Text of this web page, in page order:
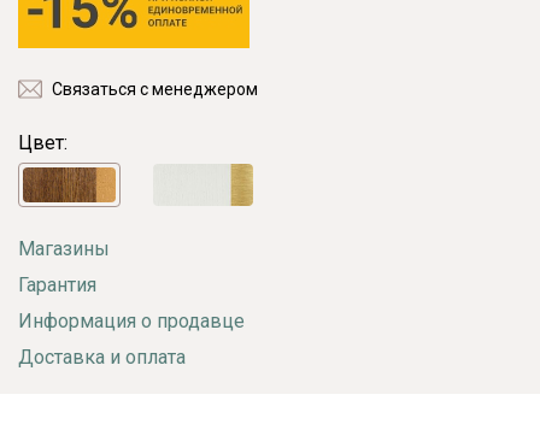
Связаться с менеджером
Цвет:
Магазины
Гарантия
Информация о продавце
Доставка и оплата